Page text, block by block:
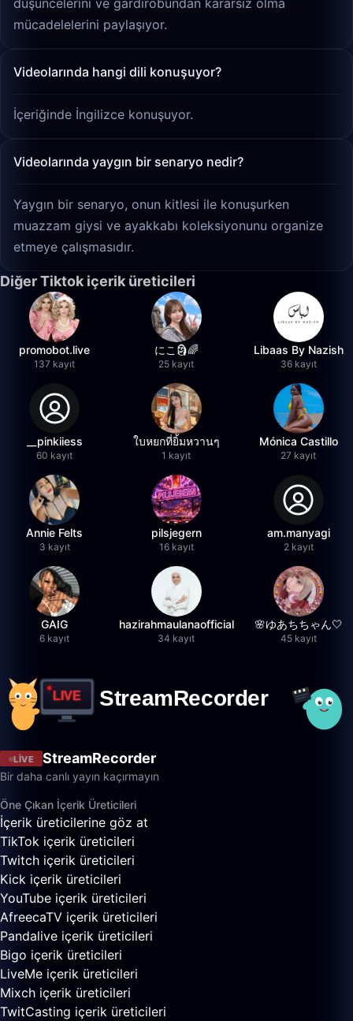
düşüncelerini ve gardırobundan kararsız olma
mücadelelerini paylaşıyor.
Videolarında hangi dili konuşuyor?
İçeriğinde İngilizce konuşuyor.
Videolarında yaygın bir senaryo nedir?
Yaygın bir senaryo, onun kitlesi ile konuşurken
muazzam giysi ve ayakkabı koleksiyonunu organize
etmeye çalışmasıdır.
Diğer Tiktok içerik üreticileri
promobot.live
137 kayıt
にこ🗿🌈
25 kayıt
Libaas By Nazish
36 kayıt
__pinkiiess
60 kayıt
ใบหยกที่ยิ้มหวานๆ
1 kayıt
Mónica Castillo
27 kayıt
Annie Felts
3 kayıt
pilsjegern
16 kayıt
am.manyagi
2 kayıt
GAIG
6 kayıt
hazirahmaulanaofficial
34 kayıt
🌸ゆあちちゃん🤍
45 kayıt
LIVE StreamRecorder
Bir daha canlı yayın kaçırmayın
Öne Çıkan İçerik Üreticileri
İçerik üreticilerine göz at
TikTok içerik üreticileri
Twitch içerik üreticileri
Kick içerik üreticileri
YouTube içerik üreticileri
AfreecaTV içerik üreticileri
Pandalive içerik üreticileri
Bigo içerik üreticileri
LiveMe içerik üreticileri
Mixch içerik üreticileri
TwitCasting içerik üreticileri